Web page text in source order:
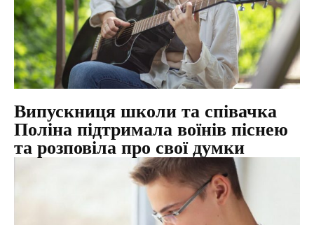
Випускниця школи та співачка
Поліна підтримала воїнів піснею
та розповіла про свої думки